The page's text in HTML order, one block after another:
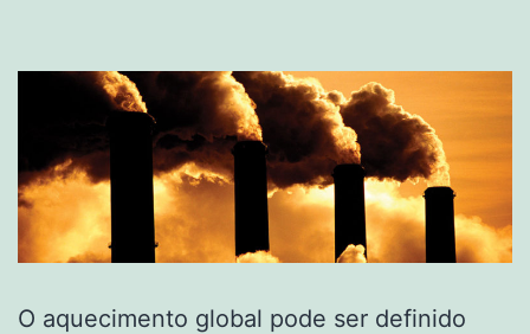
O aquecimento global pode ser definido